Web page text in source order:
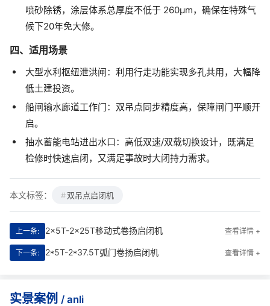
喷砂除锈，涂层体系总厚度不低于 260μm，确保在特殊气
候下20年免大修。
四、适用场景
大型水利枢纽泄洪闸：利用行走功能实现多孔共用，大幅降
低土建投资。
船闸输水廊道工作门：双吊点同步精度高，保障闸门平顺开
启。
抽水蓄能电站进出水口：高低双速/双载切换设计，既满足
检修时快速启闭，又满足事故时大闭持力需求。
本文标签： 双吊点启闭机
上一条: 2x5T-2x25T移动式卷扬启闭机 查看详情 +
下一条: 2*5T-2*37.5T弧门卷扬启闭机 查看详情 +
实景案例 / anli